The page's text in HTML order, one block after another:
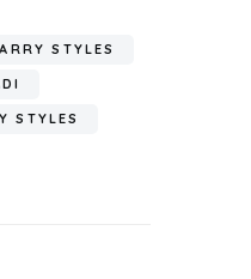
a
m
STYLES
STYLES